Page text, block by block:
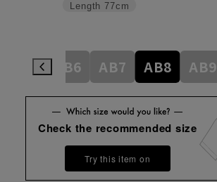
Length 77cm
AB6 AB7 AB8 AB9
Check the recommended size
Try this item on